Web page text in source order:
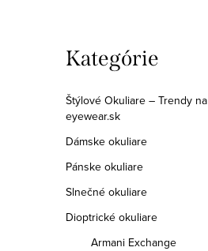
o
č
n
ý
p
a
Preskočiť
kategórie
Kategórie
Štýlové Okuliare – Trendy na
eyewear.sk
Dámske okuliare
Pánske okuliare
Slnečné okuliare
Dioptrické okuliare
Armani Exchange